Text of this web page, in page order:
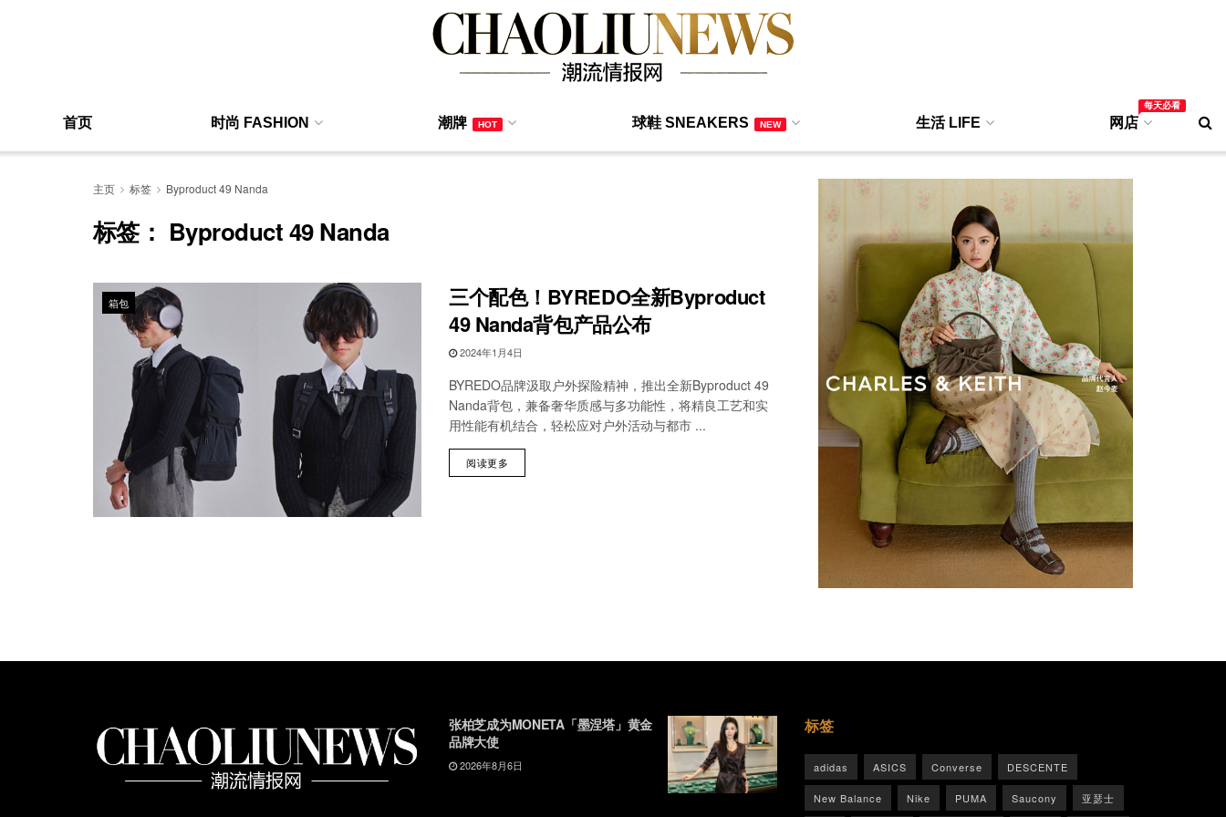
首页 时尚 FASHION 潮牌 HOT 球鞋 SNEAKERS NEW 生活 LIFE 网店
每天必看
主页 标签 Byproduct 49 Nanda
标签： Byproduct 49 Nanda
箱包
三个配色！BYREDO全新Byproduct
49 Nanda背包产品公布
2024年1月4日
BYREDO品牌汲取户外探险精神，推出全新Byproduct 49
Nanda背包，兼备奢华质感与多功能性，将精良工艺和实
用性能有机结合，轻松应对户外活动与都市 ...
阅读更多
张柏芝成为MONETA「墨涅塔」黄金
品牌大使
2026年8月6日
标签
adidas ASICS Converse DESCENTE
New Balance Nike PUMA Saucony 亚瑟士